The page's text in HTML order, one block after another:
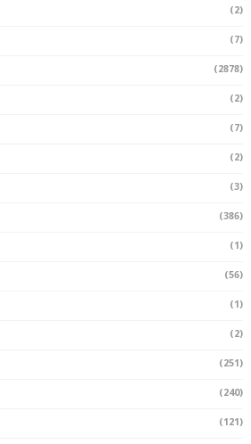
(2)
(7)
(2878)
(2)
(7)
(2)
(3)
(386)
(1)
(56)
(1)
(2)
(251)
(240)
(121)